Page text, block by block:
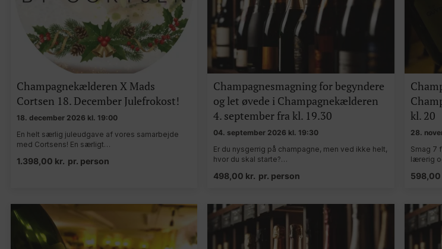
Champagnekælderen X Mads
Cortsen 18. December Julefrokost!
18. december 2026 kl. 19:00
En helt særlig juleudgave af vores samarbejde
med Cortsens! En særligt…
1.398,00 kr. pr. person
Champagnesmagning for begyndere
og let øvede i Champagnekælderen
4. september fra kl. 19.30
04. september 2026 kl. 19:30
Er du nysgerrig på champagne, men ved ikke helt,
hvor du skal starte?…
498,00 kr. pr. person
kl. 20
28.
Smag 7
lærerig
598,00